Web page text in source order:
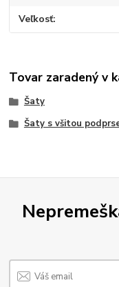
Veľkosť
Tovar zaradený v
Šaty
Šaty s všitou